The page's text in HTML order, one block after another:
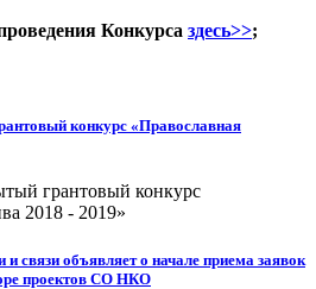
Конкурса здесь>>;
конкурс «Православная
связи объявляет о начале приема заявок
проектов СО НКО